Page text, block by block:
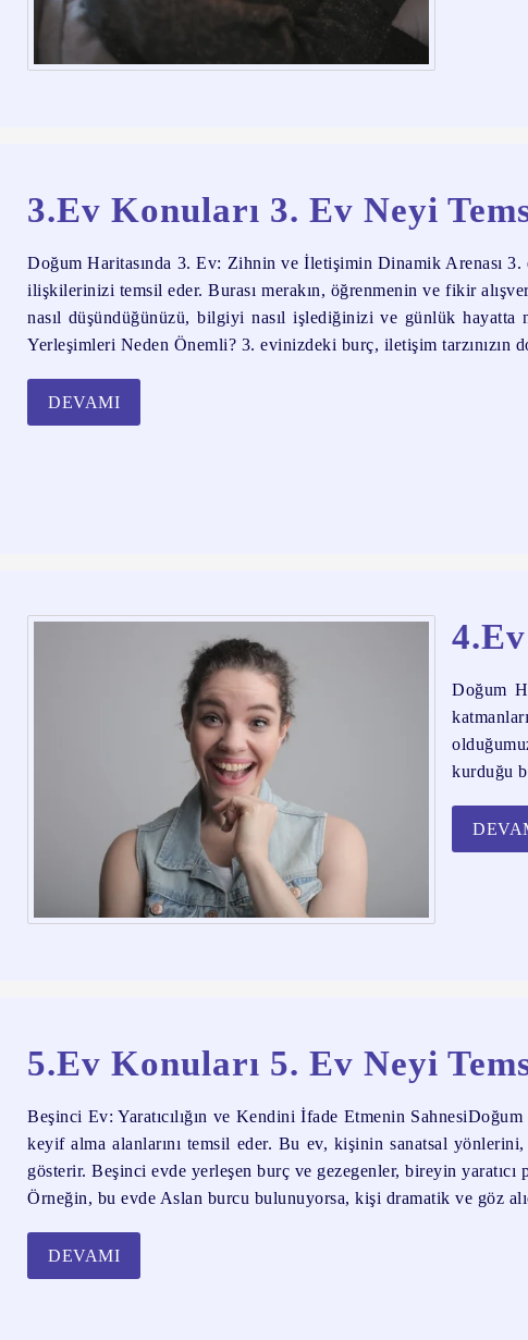
3.Ev Konuları 3. Ev Neyi
Doğum Haritasında 3. Ev: Zihnin ve İletişimin Dinamik Arenası
ilişkilerinizi temsil eder. Burası merakın, öğrenmenin ve fikir
nasıl düşündüğünüzü, bilgiyi nasıl işlediğinizi ve günlük
Yerleşimleri Neden Önemli? 3. evinizdeki burç, iletişim tarzınızın
DEVAMI
Doğum
kurduğu
5.Ev Konuları 5. Ev Neyi
Beşinci Ev: Yaratıcılığın ve Kendini İfade Etmenin
keyif alma alanlarını temsil eder. Bu ev, kişinin sanatsal
gösterir. Beşinci evde yerleşen burç ve gezegenler, bireyin yaratıcı
Örneğin, bu evde Aslan burcu bulunuyorsa, kişi dramatik ve göz
DEVAMI